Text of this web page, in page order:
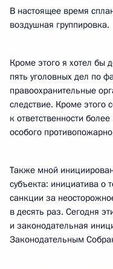
В настоящее время
воздушная группировка.
Кроме этого я хотел бы
пять уголовных дел по
правоохранительные
следствие. Кроме этого
к ответственности
особого
Также мной
субъекта: инициатива о
санкции за
в десять раз. Сегодня
и законодательная
Законодательным